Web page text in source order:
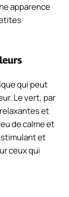
apparence
qui peut
Le vert, par
et
de calme et
et
ceux qui